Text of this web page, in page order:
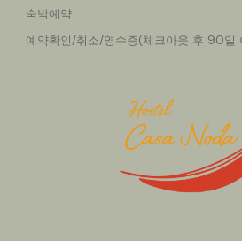
숙박예약
예약확인/취소/영수증(체크아웃 후 90일